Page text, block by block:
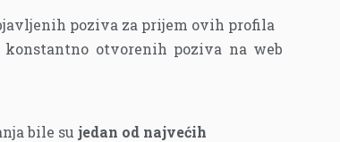
poziva za prijem ovih profila
otvorenih poziva na web
bile su jedan od najvećih